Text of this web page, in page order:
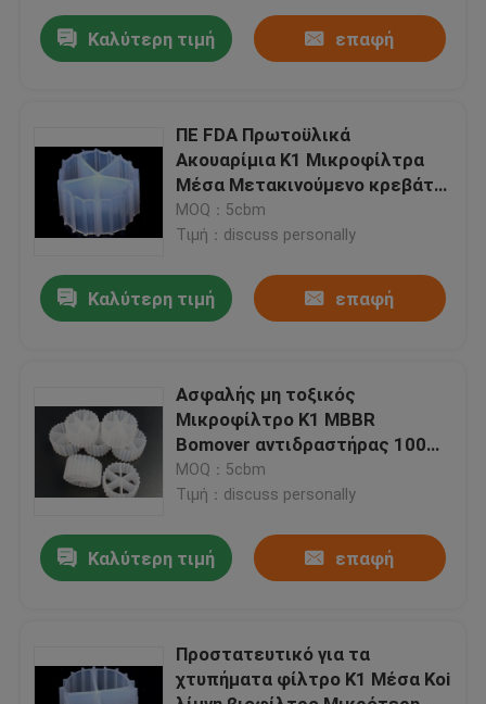
Καλύτερη τιμή επαφή
ΠΕ FDA Πρωτοϋλικά
Ακουαρίμια K1 Μικροφίλτρα
Μέσα Μετακινούμενο κρεβάτι
αντιδραστήρα βιοφίλμ
MOQ：5cbm
Τιμή：discuss personally
Καλύτερη τιμή επαφή
Ασφαλής μη τοξικός
Μικροφίλτρο K1 MBBR
Bomover αντιδραστήρας 100%
παρθένο πολυαιθυλένιο
MOQ：5cbm
Τιμή：discuss personally
Καλύτερη τιμή επαφή
Προστατευτικό για τα
χτυπήματα φίλτρο K1 Μέσα Koi